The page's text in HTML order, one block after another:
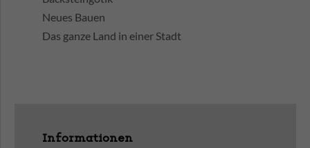
Neues Bauen
Das ganze Land in einer Stadt
Informationen